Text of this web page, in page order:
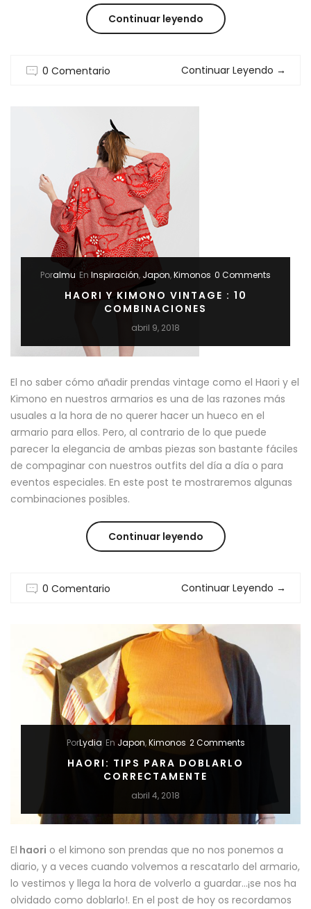
Continuar leyendo“HAORI
10
0 Comentario Continuar Leyendo →
Poralmu En Inspiración, Japon,Kimonos 0 Comments
HAORI Y KIMONO VINTAGE : 10
COMBINACIONES
abril 9, 2018
El no saber cómo añadir prendas vintage como el Haori y el
Kimono en nuestros armarios es una de las razones más
usuales a la hora de no querer hacer un hueco en el
armario para ellos. Pero, al contrario de lo que puede
parecer la elegancia de ambas piezas son bastante fáciles
de compaginar con nuestros outfits del día a día o para
eventos especiales. En este post te mostraremos algunas
combinaciones posibles.
Continuar leyendo“HAORI
KIMONO
0 Comentario Continuar Leyendo →
PorLydia En Japon,Kimonos 2 Comments
HAORI: TIPS PARA DOBLARLO
CORRECTAMENTE
abril 4, 2018
El haori o el kimono son prendas que no nos ponemos a
diario, y a veces cuando volvemos a rescatarlo del armario,
lo vestimos y llega la hora de volverlo a guardar…¡se nos ha
olvidado como doblarlo!. En el post de hoy os recordamos